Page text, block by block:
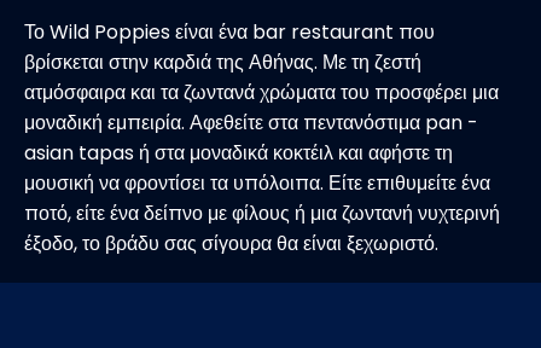
Το Wild Poppies είναι ένα bar restaurant που
βρίσκεται στην καρδιά της Αθήνας. Με τη ζεστή
ατμόσφαιρα και τα ζωντανά χρώματα του προσφέρει μια
μοναδική εμπειρία. Αφεθείτε στα πεντανόστιμα pan -
asian tapas ή στα μοναδικά κοκτέιλ και αφήστε τη
μουσική να φροντίσει τα υπόλοιπα. Είτε επιθυμείτε ένα
ποτό, είτε ένα δείπνο με φίλους ή μια ζωντανή νυχτερινή
έξοδο, το βράδυ σας σίγουρα θα είναι ξεχωριστό.